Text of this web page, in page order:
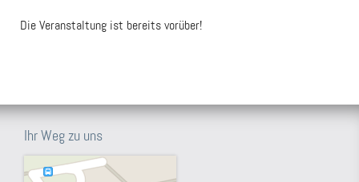
Die Veranstaltung ist bereits vorüber!
Ihr Weg zu uns